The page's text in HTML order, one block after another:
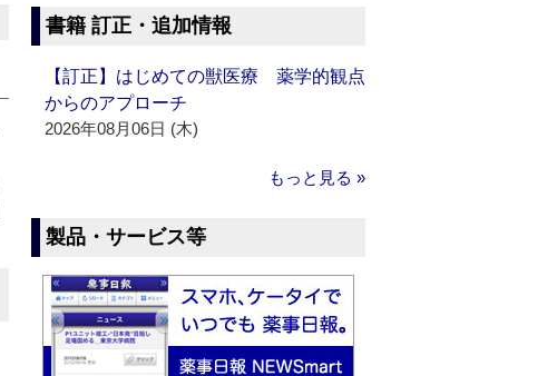
書籍 訂正・追加情報
【訂正】はじめての獣医療 薬学的観点
からのアプローチ
2026年08月06日 (木)
もっと見る »
製品・サービス等